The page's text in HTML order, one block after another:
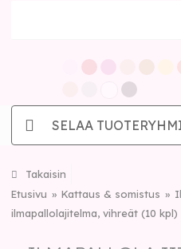
SELAA
Takaisin
Etusivu
Kattaus & somistus
ilmapallolajitelma, vihreät (10 kpl)